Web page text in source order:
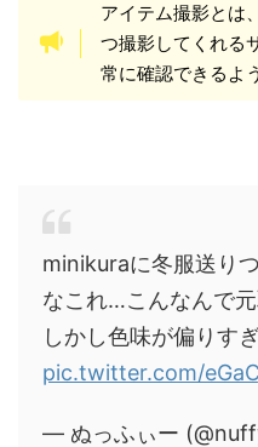
アイテム撮影とは
つ撮影してくれる
常に確認できるよ
minikuraに冬服送り
なこれ…こんなんで
しかし色味が偏りす
pic.twitter.com/
— ぬっふぃー